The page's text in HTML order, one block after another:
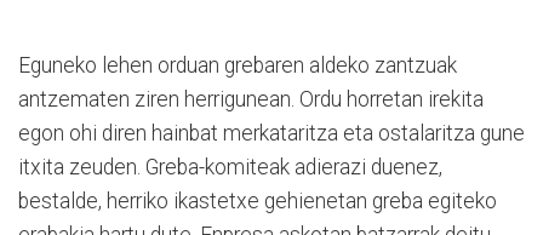
Eguneko lehen orduan grebaren aldeko zantzuak
antzematen ziren herrigunean. Ordu horretan irekita
egon ohi diren hainbat merkataritza eta ostalaritza gune
itxita zeuden. Greba-komiteak adierazi duenez,
bestalde, herriko ikastetxe gehienetan greba egiteko